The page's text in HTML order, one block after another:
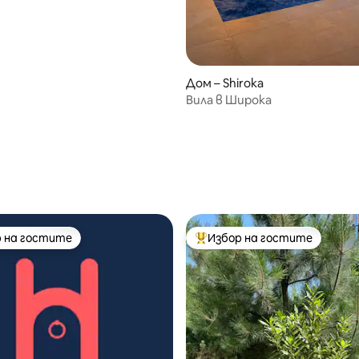
5, 33 отзива
Дом – Shiroka
Вила в Широка
избор на гостите
на гостите Най-популярен избор на
Избор на гостите